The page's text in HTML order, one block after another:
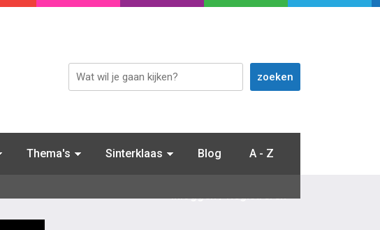
Thema's Sinterklaas Blog A - Z
Inloggen / Registreren